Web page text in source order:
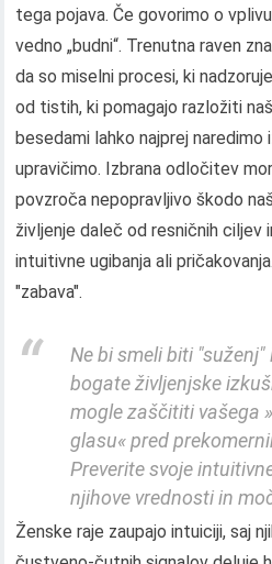
tega pojava. Če govorimo o
vedno „budni“. Trenutna raven
da so miselni procesi, ki
od tistih, ki pomagajo razložiti
besedami lahko najprej naredimo
upravičimo. Izbrana odločitev
povzroča nepopravljivo škodo
življenje daleč od resničnih ciljev
intuitivne ugibanja ali
"zabava".
Ne bi smeli biti
bogate življenjske
mogle zaščititi vašega
glasu« pred
Preverite svoje
njihove vrednosti in
Ženske raje zaupajo intuiciji, saj